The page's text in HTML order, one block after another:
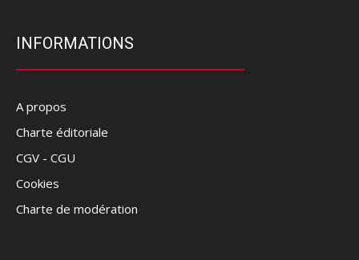
INFORMATIONS
A propos
Charte éditoriale
CGV - CGU
Cookies
Charte de modération